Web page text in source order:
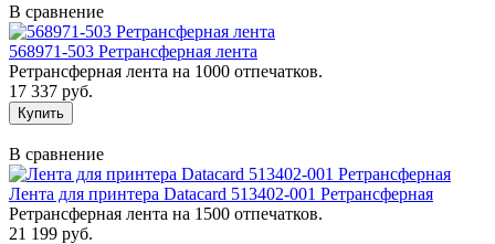
В сравнение
568971-503 Ретрансферная лента
Ретрансферная лента на 1000 отпечатков.
17 337 руб.
В сравнение
Лента для принтера Datacard 513402-001 Ретрансферная
Ретрансферная лента на 1500 отпечатков.
21 199 руб.